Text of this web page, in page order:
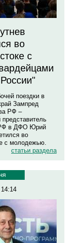
во
с
поездки в
Зампред
РФ –
в ДФО Юрий
во
с молодежью.
статьи раздела